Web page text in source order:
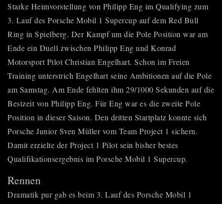
Starke Heimvorstellung von Philipp Eng im Qualifying zum
3. Lauf des Porsche Mobil 1 Supercup auf dem Red Bull
Ring in Spielberg. Der Kampf um die Pole Position war am
Ende ein Duell zwischen Philipp Eng und Konrad
Motorsport Pilot Christian Engelhart. Schon im Freien
Training unterstrich Engelhart seine Ambitionen auf die Pole
am Samstag. Am Ende fehlten ihm 29/1000 Sekunden auf die
Bestzeit von Philipp Eng. Für Eng war es die zweite Pole
Position in dieser Saison. Den dritten Startplatz konnte sich
Porsche Junior Sven Müller vom Team Project 1 sichern.
Damit erzielte der Project 1 Pilot sein bisher bestes
Qualifikationsergebnis im Porsche Mobil 1 Supercup.
Rennen
Dramatik pur gab es beim 3. Lauf des Porsche Mobil 1